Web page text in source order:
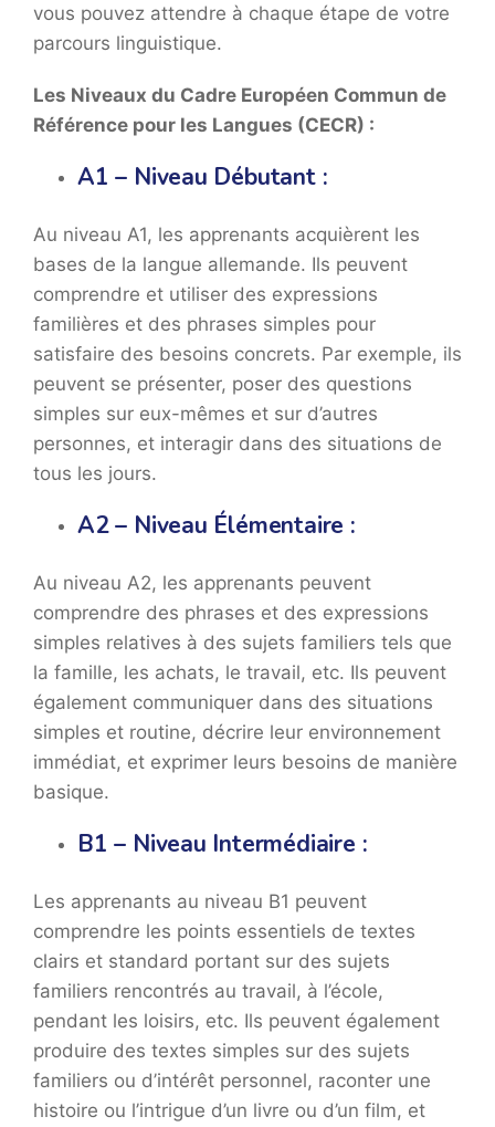
vous pouvez attendre à chaque étape de votre
parcours linguistique.
Les Niveaux du Cadre Européen Commun de
Référence pour les Langues (CECR) :
A1 – Niveau Débutant :
Au niveau A1, les apprenants acquièrent les
bases de la langue allemande. Ils peuvent
comprendre et utiliser des expressions
familières et des phrases simples pour
satisfaire des besoins concrets. Par exemple, ils
peuvent se présenter, poser des questions
simples sur eux-mêmes et sur d’autres
personnes, et interagir dans des situations de
tous les jours.
A2 – Niveau Élémentaire :
Au niveau A2, les apprenants peuvent
comprendre des phrases et des expressions
simples relatives à des sujets familiers tels que
la famille, les achats, le travail, etc. Ils peuvent
également communiquer dans des situations
simples et routine, décrire leur environnement
immédiat, et exprimer leurs besoins de manière
basique.
B1 – Niveau Intermédiaire :
Les apprenants au niveau B1 peuvent
comprendre les points essentiels de textes
clairs et standard portant sur des sujets
familiers rencontrés au travail, à l’école,
pendant les loisirs, etc. Ils peuvent également
produire des textes simples sur des sujets
familiers ou d’intérêt personnel, raconter une
histoire ou l’intrigue d’un livre ou d’un film, et